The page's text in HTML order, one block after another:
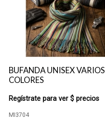
BUFANDA UNISEX VARIOS
COLORES
Regístrate para ver $ precios
MI3704